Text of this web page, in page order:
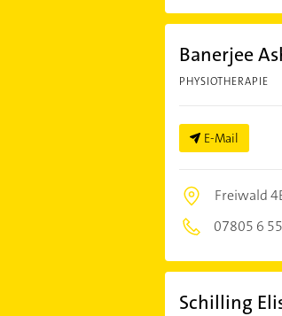
Banerjee
PHYSIOTHERAPIE
E-Mail
Freiwald
07805 6
Schilling